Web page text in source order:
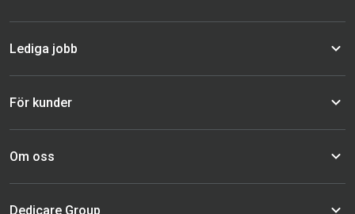
Lediga jobb
För kunder
Om oss
Dedicare Group